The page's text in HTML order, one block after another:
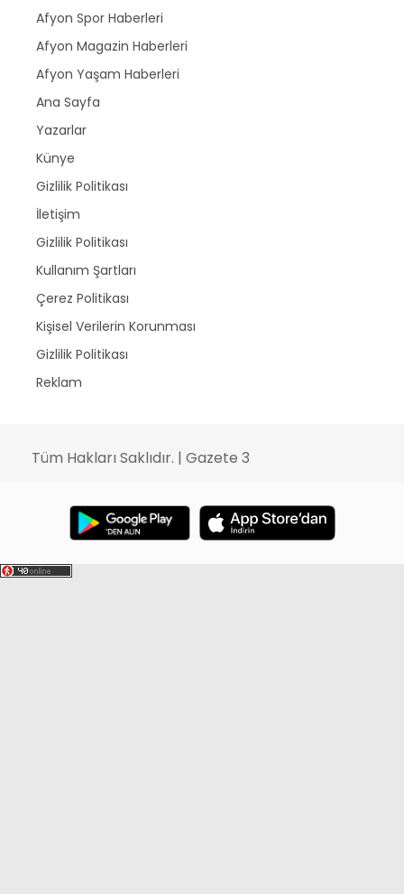
Afyon Spor Haberleri
Afyon Magazin Haberleri
Afyon Yaşam Haberleri
Ana Sayfa
Yazarlar
Künye
Gizlilik Politikası
İletişim
Gizlilik Politikası
Kullanım Şartları
Çerez Politikası
Kişisel Verilerin Korunması
Gizlilik Politikası
Reklam
Tüm Hakları Saklıdır. | Gazete 3